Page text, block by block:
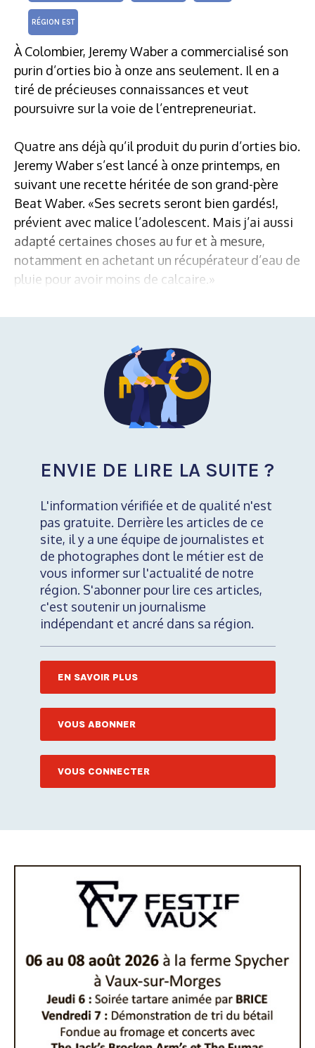
RÉGION EST
À Colombier, Jeremy Waber a commercialisé son
purin d’orties bio à onze ans seulement. Il en a
tiré de précieuses connaissances et veut
poursuivre sur la voie de l’entrepreneuriat.
Quatre ans déjà qu’il produit du purin d’orties bio.
Jeremy Waber s’est lancé à onze printemps, en
suivant une recette héritée de son grand-père
Beat Waber. «Ses secrets seront bien gardés!,
prévient avec malice l’adolescent. Mais j’ai aussi
adapté certaines choses au fur et à mesure,
notamment en achetant un récupérateur d’eau de
pluie pour avoir moins de calcaire.»
ENVIE DE LIRE LA SUITE ?
L'information vérifiée et de qualité n'est
pas gratuite. Derrière les articles de ce
site, il y a une équipe de journalistes et
de photographes dont le métier est de
vous informer sur l'actualité de notre
région. S'abonner pour lire ces articles,
c'est soutenir un journalisme
indépendant et ancré dans sa région.
EN SAVOIR PLUS
VOUS ABONNER
VOUS CONNECTER